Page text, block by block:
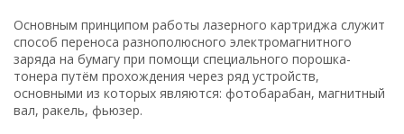
Основным принципом работы лазерного картриджа служит
способ переноса разнополюсного электромагнитного
заряда на бумагу при помощи специального порошка-
тонера путём прохождения через ряд устройств,
основными из которых являются: фотобарабан, магнитный
вал, ракель, фьюзер.